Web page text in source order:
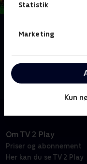
Statistik
Marketing
Kun
Fire små nuttede,
blomsterigt
smilende babysol.
britiske
Om TV 2 Play
Priser og abonnement
Her kan du se TV 2 Play